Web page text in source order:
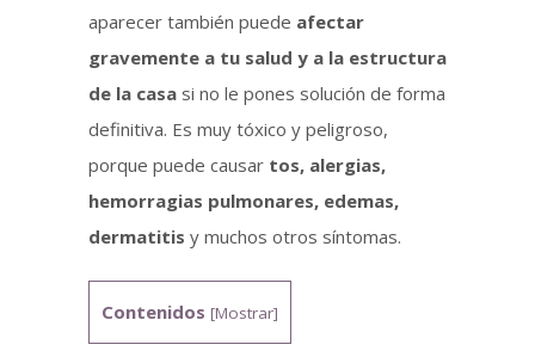
aparecer también puede afectar
gravemente a tu salud y a la estructura
de la casa si no le pones solución de forma
definitiva. Es muy tóxico y peligroso,
porque puede causar tos, alergias,
hemorragias pulmonares, edemas,
dermatitis y muchos otros síntomas.
Contenidos [Mostrar]